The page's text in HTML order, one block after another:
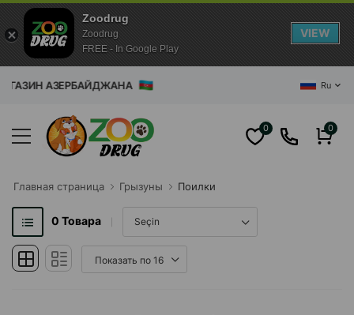
АЗЕРБАЙДЖАНА Ru
0 0
Главная cтраница Грызуны Поилки
0 Товара
Zoodrug
Zoodrug
FREE - In Google Play
VIEW